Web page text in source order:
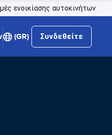
ενοικίασης αυτοκινήτων
(GR) Συνδεθείτε